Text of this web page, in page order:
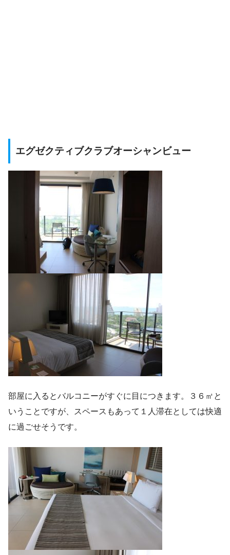
エグゼクティブクラブオーシャンビュー
部屋に入るとバルコニーがすぐに目につきます。３６㎡と
いうことですが、スペースもあって１人滞在としては快適
に過ごせそうです。